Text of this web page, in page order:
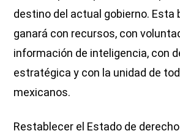
destino del actual gobierno. Esta
ganará con recursos, con
información de inteligencia, con
estratégica y con la unidad de
mexicanos.
Restablecer el Estado de